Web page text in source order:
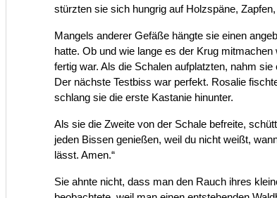
stürzten sie sich hungrig auf Holzspäne,
Mangels anderer Gefäße hängte sie einen
hatte. Ob und wie lange es der Krug
fertig war. Als die Schalen aufplatzten, nahm
Der nächste Testbiss war perfekt. Rosalie
schlang sie die erste Kastanie hinunter.
Als sie die Zweite von der Schale befreite,
jeden Bissen genießen, weil du nicht weißt,
lässt. Amen.“
Sie ahnte nicht, dass man den Rauch ihres